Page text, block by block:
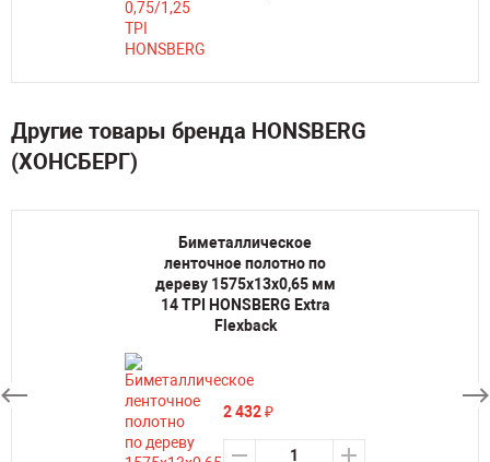
Другие товары бренда HONSBERG
(ХОНСБЕРГ)
Биметаллическое
ленточное полотно по
дереву 1575х13х0,65 мм
14 TPI HONSBERG Extra
Flexback
2 432₽